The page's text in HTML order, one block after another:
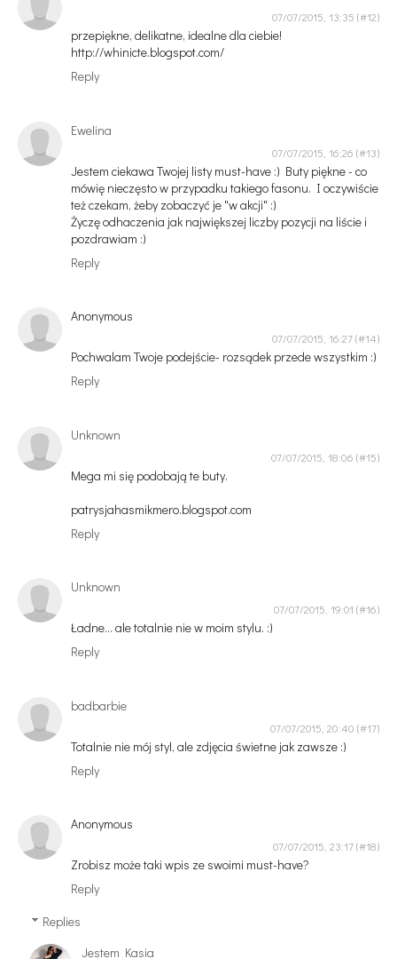
07/07/2015, 13:35
przepiękne, delikatne, idealne dla ciebie!
http://whinicte.blogspot.com/
Reply
Ewelina
07/07/2015, 16:26
Jestem ciekawa Twojej listy must-have :) Buty piękne - co
mówię nieczęsto w przypadku takiego fasonu. I oczywiście
też czekam, żeby zobaczyć je "w akcji" :)
Życzę odhaczenia jak największej liczby pozycji na liście i
pozdrawiam :)
Reply
Anonymous
07/07/2015, 16:27
Pochwalam Twoje podejście- rozsądek przede wszystkim :)
Reply
Unknown
07/07/2015, 18:06
Mega mi się podobają te buty.
patrysjahasmikmero.blogspot.com
Reply
Unknown
07/07/2015, 19:01
Ładne... ale totalnie nie w moim stylu. :)
Reply
badbarbie
07/07/2015, 20:40
Totalnie nie mój styl, ale zdjęcia świetne jak zawsze :)
Reply
Anonymous
07/07/2015, 23:17
Zrobisz może taki wpis ze swoimi must-have?
Reply
Replies
Jestem Kasia